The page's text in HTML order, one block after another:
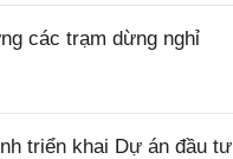
các trạm dừng nghỉ
triển khai Dự án đầu tư